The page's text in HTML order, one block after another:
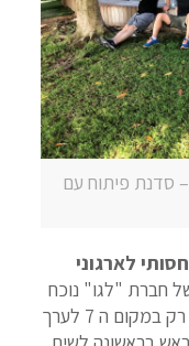
סדנת פיתוח עם
לארגוני
חברת "לגו" נוכח
זה שחברה זו שמה את סעיף ההכנסות רק במקום ה 7 לערך